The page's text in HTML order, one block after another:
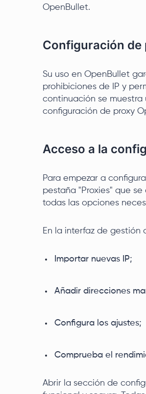
OpenBullet.
Configuración de
Su uso en OpenBullet
prohibiciones de IP y
continuación se
configuración de proxy
Acceso a la
Para empezar a
pestaña "Proxies" que
todas las opciones
En la interfaz de gestión
Importar nuevas IP;
Añadir direcciones
Configura los ajustes;
Comprueba el
Abrir la sección de